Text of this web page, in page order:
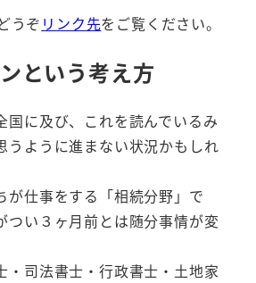
うぞ リンク先をご覧ください。
という考え方
国に及び、これを読んでいるみ
うように進まない状況かもしれ
が仕事をする「相続分野」で
つい３ヶ月前とは随分事情が変
・司法書士・行政書士・土地家